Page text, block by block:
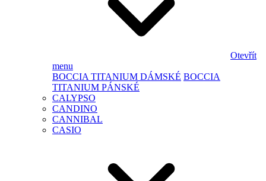
Otevřít
menu
BOCCIA TITANIUM DÁMSKÉ BOCCIA
TITANIUM PÁNSKÉ
CALYPSO
CANDINO
CANNIBAL
CASIO